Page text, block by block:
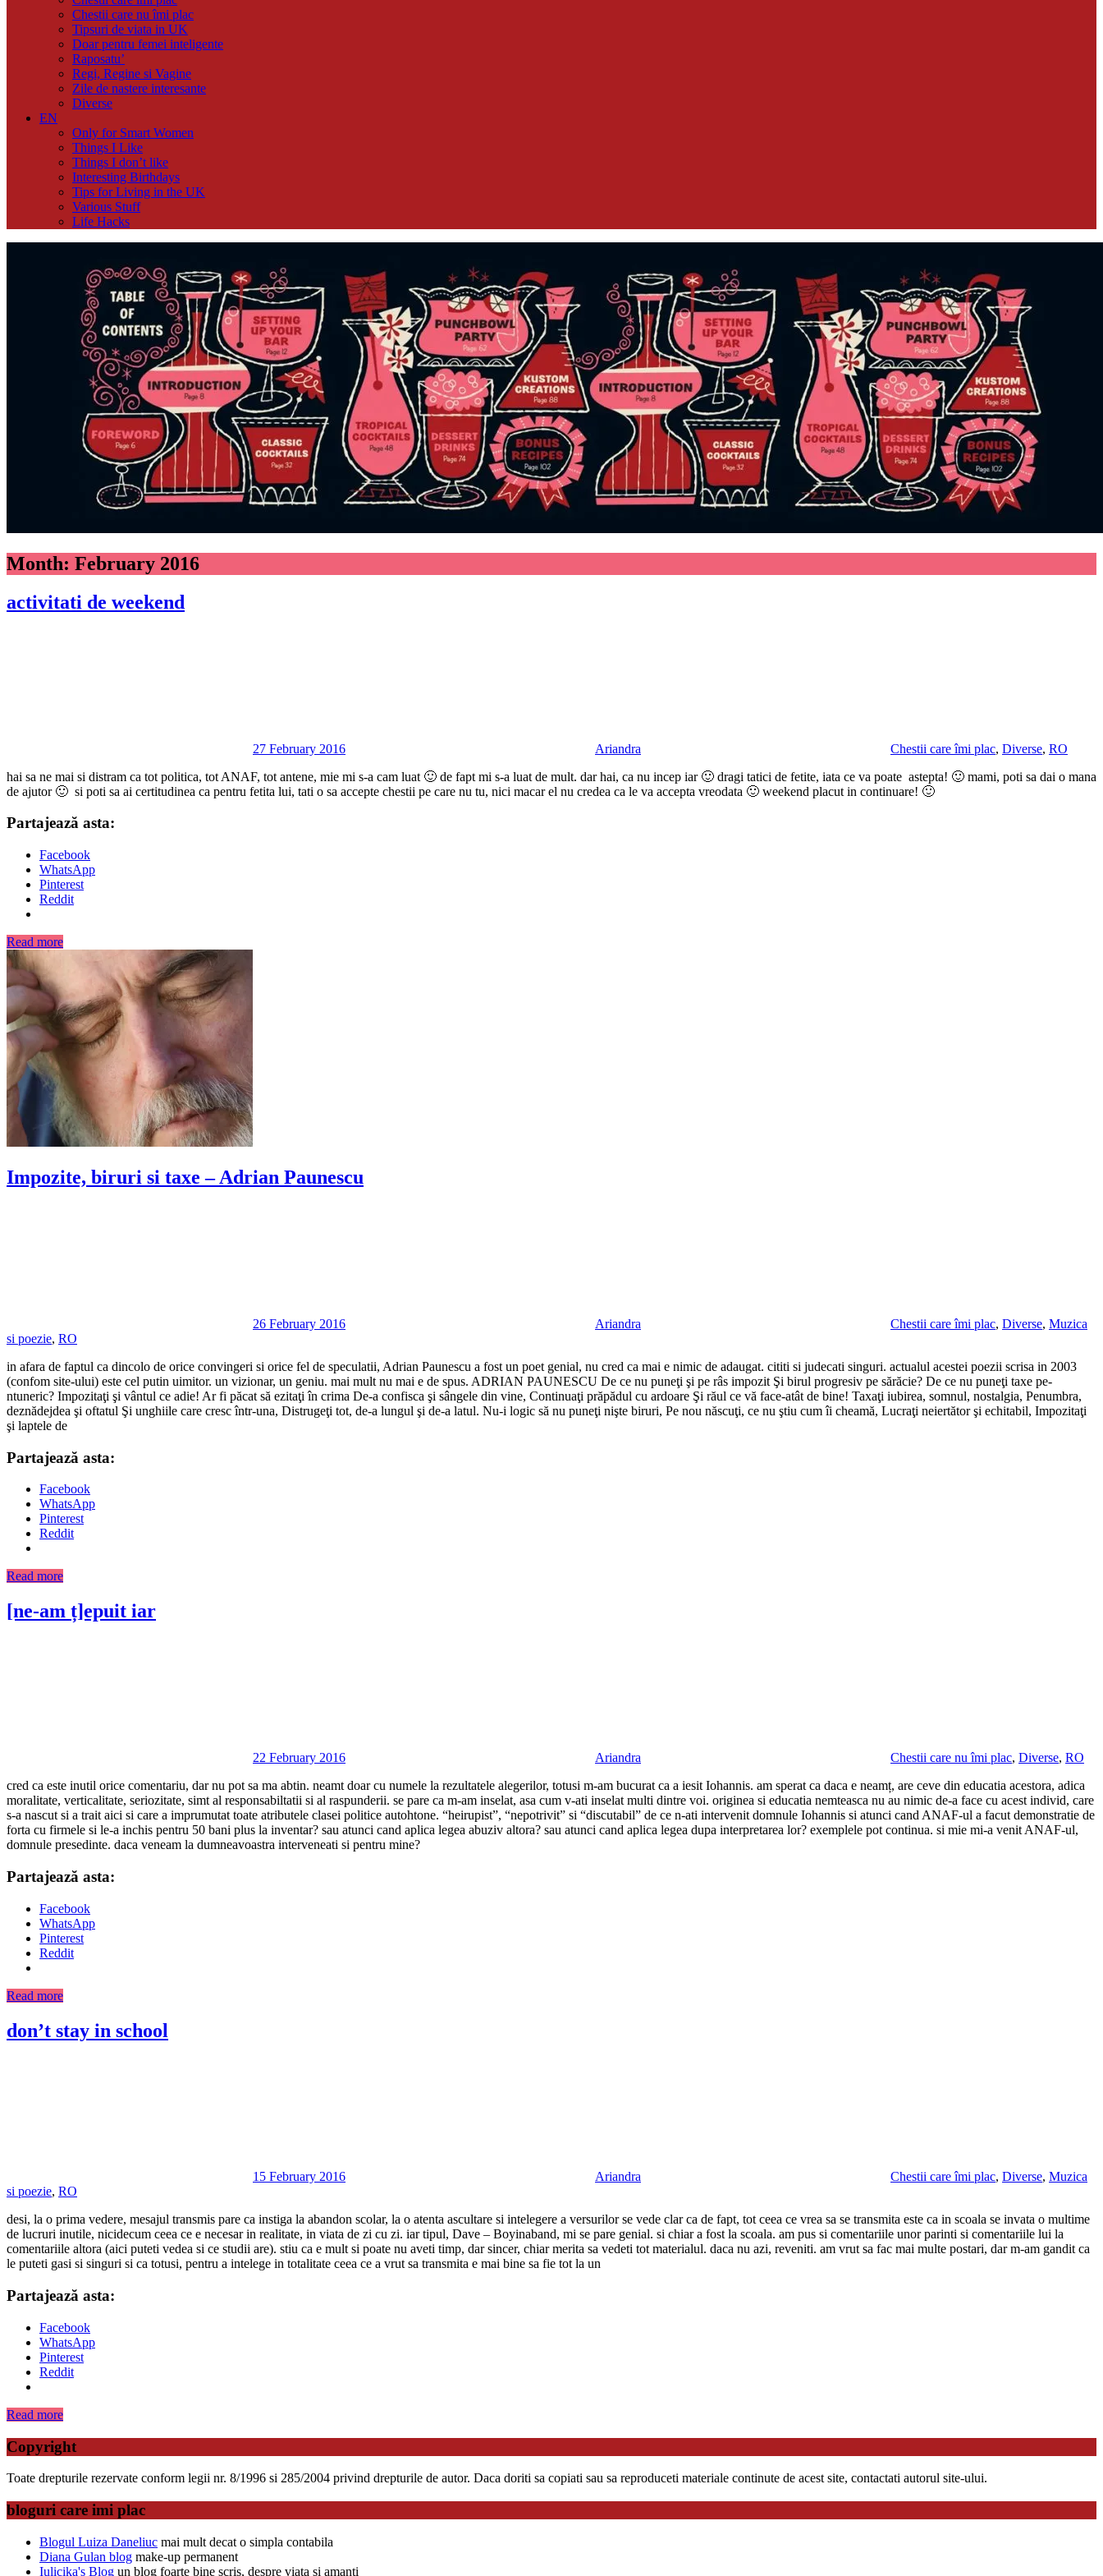
Chestii care nu îmi plac
Tipsuri de viata in UK
Doar pentru femei inteligente
Raposatu’
Regi, Regine si Vagine
Zile de nastere interesante
Diverse
EN
Only for Smart Women
Things I Like
Things I don’t like
Interesting Birthdays
Tips for Living in the UK
Various Stuff
Life Hacks
Month: February 2016
activitati de weekend
27 February 2016 Ariandra Chestii care îmi plac, Diverse, RO
hai sa ne mai si distram ca tot politica, tot ANAF, tot antene, mie mi s-a cam luat 🙂 de fapt mi s-a luat de mult. dar hai, ca nu incep iar 🙂 dragi tatici de fetite, iata ce va poate astepta! 🙂 mami, poti sa dai o mana
de ajutor 🙂 si poti sa ai certitudinea ca pentru fetita lui, tati o sa accepte chestii pe care nu tu, nici macar el nu credea ca le va accepta vreodata 🙂 weekend placut in continuare! 🙂
Partajează asta:
Facebook
WhatsApp
Pinterest
Reddit
Read more
Impozite, biruri si taxe – Adrian Paunescu
26 February 2016 Ariandra Chestii care îmi plac, Diverse, Muzica
si poezie, RO
in afara de faptul ca dincolo de orice convingeri si orice fel de speculatii, Adrian Paunescu a fost un poet genial, nu cred ca mai e nimic de adaugat. cititi si judecati singuri. actualul acestei poezii scrisa in 2003
(confom site-ului) este cel putin uimitor. un vizionar, un geniu. mai mult nu mai e de spus. ADRIAN PAUNESCU De ce nu puneţi şi pe râs impozit Şi birul progresiv pe sărăcie? De ce nu puneţi taxe pe-
ntuneric? Impozitaţi şi vântul ce adie! Ar fi păcat să ezitaţi în crima De-a confisca şi sângele din vine, Continuaţi prăpădul cu ardoare Şi răul ce vă face-atât de bine! Taxaţi iubirea, somnul, nostalgia, Penumbra,
deznădejdea şi oftatul Şi unghiile care cresc într-una, Distrugeţi tot, de-a lungul şi de-a latul. Nu-i logic să nu puneţi nişte biruri, Pe nou născuţi, ce nu ştiu cum îi cheamă, Lucraţi neiertător şi echitabil, Impozitaţi
şi laptele de
Partajează asta:
Facebook
WhatsApp
Pinterest
Reddit
Read more
[ne-am ț]epuit iar
22 February 2016 Ariandra Chestii care nu îmi plac, Diverse, RO
cred ca este inutil orice comentariu, dar nu pot sa ma abtin. neamt doar cu numele la rezultatele alegerilor, totusi m-am bucurat ca a iesit Iohannis. am sperat ca daca e neamț, are ceve din educatia acestora, adica
moralitate, verticalitate, seriozitate, simt al responsabiltatii si al raspunderii. se pare ca m-am inselat, asa cum v-ati inselat multi dintre voi. originea si educatia nemteasca nu au nimic de-a face cu acest individ, care
s-a nascut si a trait aici si care a imprumutat toate atributele clasei politice autohtone. “heirupist”, “nepotrivit” si “discutabil” de ce n-ati intervenit domnule Iohannis si atunci cand ANAF-ul a facut demonstratie de
forta cu firmele si le-a inchis pentru 50 bani plus la inventar? sau atunci cand aplica legea abuziv altora? sau atunci cand aplica legea dupa interpretarea lor? exemplele pot continua. si mie mi-a venit ANAF-ul,
domnule presedinte. daca veneam la dumneavoastra interveneati si pentru mine?
Partajează asta:
Facebook
WhatsApp
Pinterest
Reddit
Read more
don’t stay in school
15 February 2016 Ariandra Chestii care îmi plac, Diverse, Muzica
si poezie, RO
desi, la o prima vedere, mesajul transmis pare ca instiga la abandon scolar, la o atenta ascultare si intelegere a versurilor se vede clar ca de fapt, tot ceea ce vrea sa se transmita este ca in scoala se invata o multime
de lucruri inutile, nicidecum ceea ce e necesar in realitate, in viata de zi cu zi. iar tipul, Dave – Boyinaband, mi se pare genial. si chiar a fost la scoala. am pus si comentariile unor parinti si comentariile lui la
comentariile altora (aici puteti vedea si ce studii are). stiu ca e mult si poate nu aveti timp, dar sincer, chiar merita sa vedeti tot materialul. daca nu azi, reveniti. am vrut sa fac mai multe postari, dar m-am gandit ca
le puteti gasi si singuri si ca totusi, pentru a intelege in totalitate ceea ce a vrut sa transmita e mai bine sa fie tot la un
Partajează asta:
Facebook
WhatsApp
Pinterest
Reddit
Read more
Copyright
Toate drepturile rezervate conform legii nr. 8/1996 si 285/2004 privind drepturile de autor. Daca doriti sa copiati sau sa reproduceti materiale continute de acest site, contactati autorul site-ului.
bloguri care imi plac
Blogul Luiza Daneliuc mai mult decat o simpla contabila
Diana Gulan blog make-up permanent
Iulicika's Blog un blog foarte bine scris, despre viata si amanti